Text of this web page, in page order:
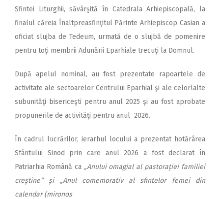
Sfintei Liturghii, săvârşită în Catedrala Arhiepiscopală, la
finalul căreia Înaltpreasfinţitul Părinte Arhiepiscop Casian a
oficiat slujba de Tedeum, urmată de o slujbă de pomenire
pentru toți membrii Adunării Eparhiale trecuți la Domnul.
După apelul nominal, au fost prezentate rapoartele de
activitate ale sectoarelor Centrului Eparhial şi ale celorlalte
subunităţi bisericeşti pentru anul 2025 şi au fost aprobate
propunerile de activităţi pentru anul 2026.
În cadrul lucrărilor, ierarhul locului a prezentat hotărârea
Sfân­tului Sinod prin care anul 2026 a fost declarat în
Patriarhia Română ca„Anului omagial al pastorației familiei
creștine“ și „Anul comemorativ al sfintelor femei din
calendar (mironos